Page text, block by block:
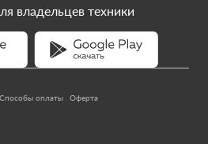
Способы оплаты Оферта
владельцев техники